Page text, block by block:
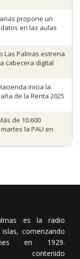
propone un
en las aulas
Las Palmas estrena
cabecera digital
inicia la
de la Renta 2025
de 10.600
la PAU en
es la radio
comenzando
en 1929.
contenido